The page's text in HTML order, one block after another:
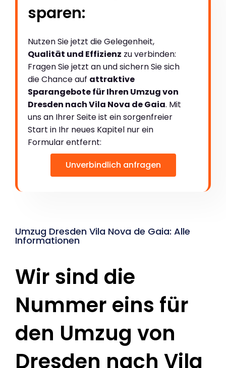
sparen:
Nutzen Sie jetzt die Gelegenheit,
Qualität und Effizienz zu verbinden:
Fragen Sie jetzt an und sichern Sie sich
die Chance auf attraktive
Sparangebote für Ihren Umzug von
Dresden nach Vila Nova de Gaia. Mit
uns an Ihrer Seite ist ein sorgenfreier
Start in Ihr neues Kapitel nur ein
Formular entfernt:
Unverbindlich anfragen
Umzug Dresden Vila Nova de Gaia: Alle
Informationen
Wir sind die
Nummer eins für
den Umzug von
Dresden nach Vila